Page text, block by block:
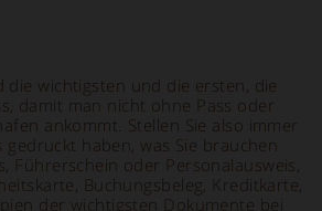
die wichtigsten und die ersten, die
damit man nicht ohne Pass oder
ankommt. Stellen Sie also immer
gedruckt haben, was Sie brauchen
Führerschein oder Personalausweis,
Buchungsbeleg, Kreditkarte,
der wichtigsten Dokumente bei